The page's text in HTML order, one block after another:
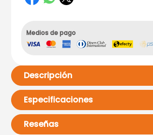
Medios de pago
Descripción
Especificaciones
Reseñas